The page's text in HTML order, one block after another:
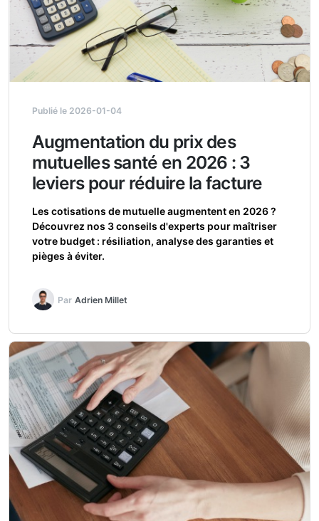
Publié le 2026-01-04
Augmentation du prix des
mutuelles santé en 2026 : 3
leviers pour réduire la facture
Les cotisations de mutuelle augmentent en 2026 ?
Découvrez nos 3 conseils d'experts pour maîtriser
votre budget : résiliation, analyse des garanties et
pièges à éviter.
Par Adrien Millet